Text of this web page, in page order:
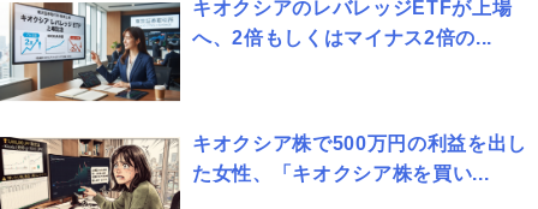
キオクシアのレバレッジETFが上場
へ、2倍もしくはマイナス2倍の...
キオクシア株で500万円の利益を出し
た女性、「キオクシア株を買い...